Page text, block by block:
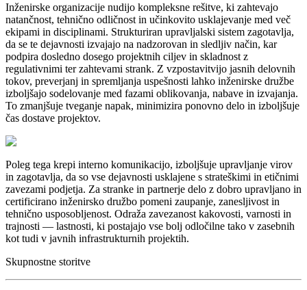
Inženirske organizacije nudijo kompleksne rešitve, ki zahtevajo
natančnost, tehnično odličnost in učinkovito usklajevanje med več
ekipami in disciplinami. Strukturiran upravljalski sistem zagotavlja,
da se te dejavnosti izvajajo na nadzorovan in sledljiv način, kar
podpira dosledno dosego projektnih ciljev in skladnost z
regulativnimi ter zahtevami strank. Z vzpostavitvijo jasnih delovnih
tokov, preverjanj in spremljanja uspešnosti lahko inženirske družbe
izboljšajo sodelovanje med fazami oblikovanja, nabave in izvajanja.
To zmanjšuje tveganje napak, minimizira ponovno delo in izboljšuje
čas dostave projektov.
Poleg tega krepi interno komunikacijo, izboljšuje upravljanje virov
in zagotavlja, da so vse dejavnosti usklajene s strateškimi in etičnimi
zavezami podjetja. Za stranke in partnerje delo z dobro upravljano in
certificirano inženirsko družbo pomeni zaupanje, zanesljivost in
tehnično usposobljenost. Odraža zavezanost kakovosti, varnosti in
trajnosti — lastnosti, ki postajajo vse bolj odločilne tako v zasebnih
kot tudi v javnih infrastrukturnih projektih.
Skupnostne storitve